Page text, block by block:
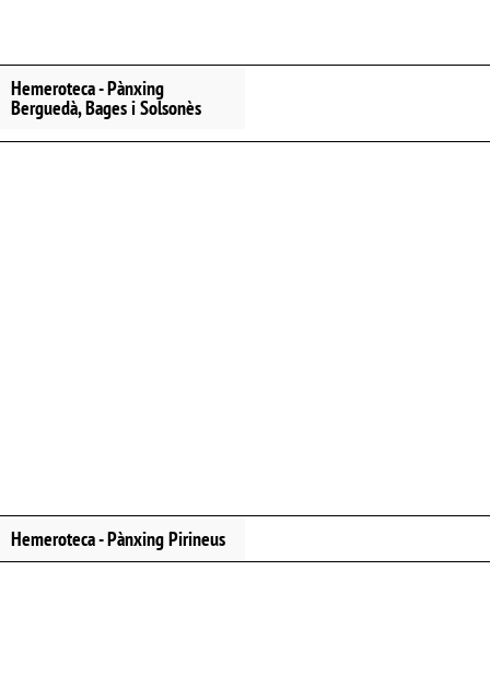
Hemeroteca - Pànxing
Berguedà, Bages i Solsonès
Hemeroteca - Pànxing Pirineus